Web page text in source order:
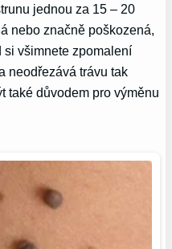
jednou za 15 – 20
nebo značně poškozená,
si všimnete zpomalení
neodřezává trávu tak
také důvodem pro výměnu